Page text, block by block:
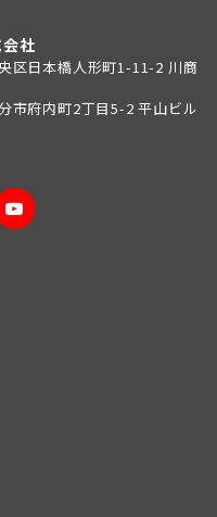
社
区日本橋人形町1-11-2 川商
府内町2丁目5-2 平山ビル